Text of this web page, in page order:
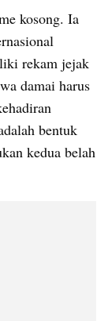
kosong. Ia
rekam jejak
damai harus
bentuk
kedua belah